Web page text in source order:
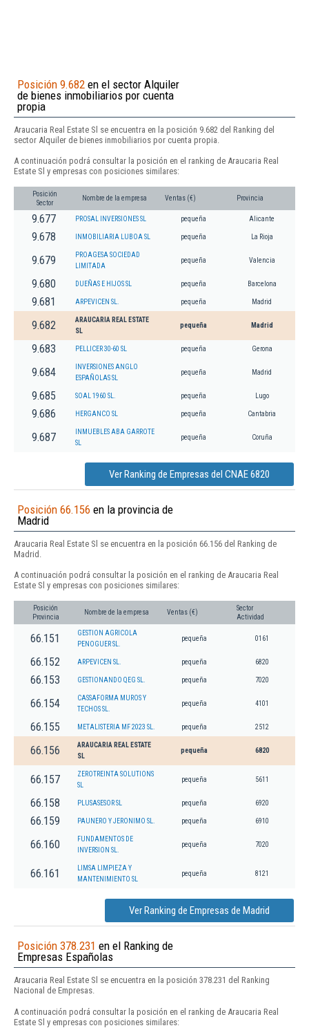
Posición 9.682 en el sector Alquiler
de bienes inmobiliarios por cuenta
propia
Araucaria Real Estate Sl se encuentra en la posición 9.682 del Ranking del
sector Alquiler de bienes inmobiliarios por cuenta propia.
A continuación podrá consultar la posición en el ranking de Araucaria Real
Estate Sl y empresas con posiciones similares:
Posición
Sector
Nombre de la empresa Ventas (€) Provincia
9.677 PROSAL INVERSIONES SL pequeña Alicante
9.678 INMOBILIARIA LUBOA SL pequeña La Rioja
9.679
PROAGESA SOCIEDAD
LIMITADA
pequeña Valencia
9.680 DUEÑAS E HIJOS SL pequeña Barcelona
9.681 ARPEVICEN SL. pequeña Madrid
9.682
ARAUCARIA REAL ESTATE
SL
pequeña Madrid
9.683 PELLICER 30-60 SL pequeña Gerona
9.684
INVERSIONES ANGLO
ESPAÑOLAS SL
pequeña Madrid
9.685 SOAL 1960 SL. pequeña Lugo
9.686 HERGANCO SL pequeña Cantabria
9.687
INMUEBLES ABA GARROTE
SL
pequeña Coruña
Ver Ranking de Empresas del CNAE 6820
Posición 66.156 en la provincia de
Madrid
Araucaria Real Estate Sl se encuentra en la posición 66.156 del Ranking de
Madrid.
A continuación podrá consultar la posición en el ranking de Araucaria Real
Estate Sl y empresas con posiciones similares:
Posición
Provincia
Nombre de la empresa Ventas (€)
Sector
Actividad
66.151
GESTION AGRICOLA
PENOGUER SL.
pequeña 0161
66.152 ARPEVICEN SL. pequeña 6820
66.153 GESTIONANDO QEG SL. pequeña 7020
66.154
CASSAFORMA MUROS Y
TECHOS SL.
pequeña 4101
66.155 METALISTERIA MF 2023 SL. pequeña 2512
66.156
ARAUCARIA REAL ESTATE
SL
pequeña 6820
66.157
ZEROTREINTA SOLUTIONS
SL
pequeña 5611
66.158 PLUSASESOR SL pequeña 6920
66.159 PAUNERO Y JERONIMO SL. pequeña 6910
66.160
FUNDAMENTOS DE
INVERSION SL.
pequeña 7020
66.161
LIMSA LIMPIEZA Y
MANTENIMIENTO SL
pequeña 8121
Ver Ranking de Empresas de Madrid
Posición 378.231 en el Ranking de
Empresas Españolas
Araucaria Real Estate Sl se encuentra en la posición 378.231 del Ranking
Nacional de Empresas.
A continuación podrá consultar la posición en el ranking de Araucaria Real
Estate Sl y empresas con posiciones similares: